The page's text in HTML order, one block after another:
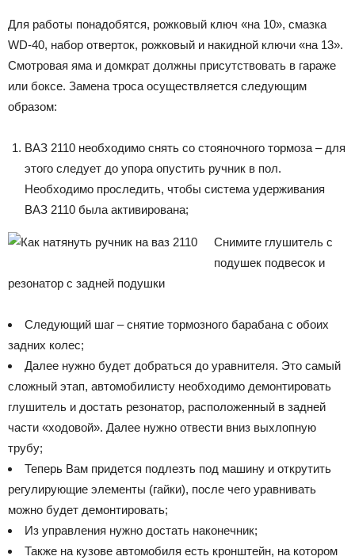
Для работы понадобятся, рожковый ключ «на 10», смазка
WD-40, набор отверток, рожковый и накидной ключи «на 13».
Смотровая яма и домкрат должны присутствовать в гараже
или боксе. Замена троса осуществляется следующим
образом:
ВАЗ 2110 необходимо снять со стояночного тормоза – для
этого следует до упора опустить ручник в пол.
Необходимо проследить, чтобы система удерживания
ВАЗ 2110 была активирована;
Снимите глушитель с
подушек подвесок и
резонатор с задней подушки
Следующий шаг – снятие тормозного барабана с обоих
задних колес;
Далее нужно будет добраться до уравнителя. Это самый
сложный этап, автомобилисту необходимо демонтировать
глушитель и достать резонатор, расположенный в задней
части «ходовой». Далее нужно отвести вниз выхлопную
трубу;
Теперь Вам придется подлезть под машину и открутить
регулирующие элементы (гайки), после чего уравнивать
можно будет демонтировать;
Из управления нужно достать наконечник;
Также на кузове автомобиля есть кронштейн, на котором